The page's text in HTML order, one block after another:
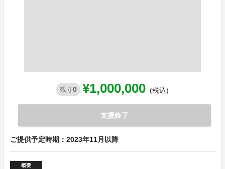
残り 0 ¥1,000,000 (税込)
支援終了
ご提供予定時期：2023年11月以降
概要